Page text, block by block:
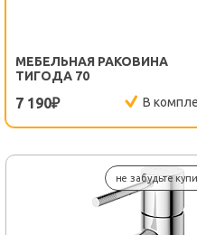
МЕБЕЛЬНАЯ РАКОВИНА
ТИГОДА 70
7 190₽ В
не забудьте